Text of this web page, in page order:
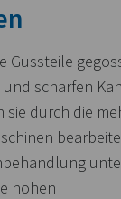
Gussteile
und scharfen
sie durch die
hohen